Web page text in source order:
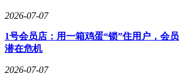
2026-07-07
1号会员店：用一箱鸡蛋“锁”住用户，会
潜在危机
2026-07-07